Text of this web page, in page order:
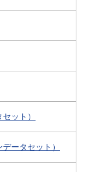
ット）
ータセット）